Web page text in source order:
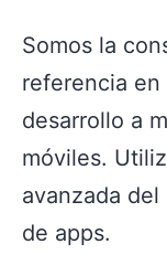
Somos la
referencia
desarrollo a
móviles.
avanzada
de apps.